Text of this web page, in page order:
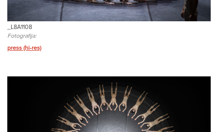
_L8A1108
Fotografija:
press (hi-res)